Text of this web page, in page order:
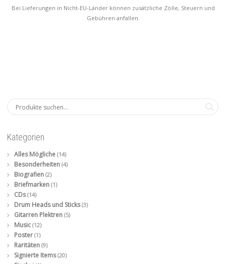
Bei Lieferungen in Nicht-EU-Länder können zusätzliche Zölle, Steuern und
Gebühren anfallen.
Kategorien
Alles Mögliche (14)
Besonderheiten (4)
Biografien (2)
Briefmarken (1)
CDs (14)
Drum Heads und Sticks (3)
Gitarren Plektren (5)
Music (12)
Poster (1)
Raritäten (9)
Signierte Items (20)